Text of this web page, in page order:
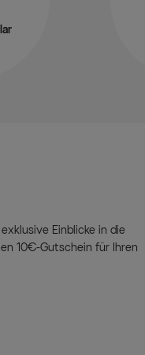
Einblicke in die
10€-Gutschein für Ihren